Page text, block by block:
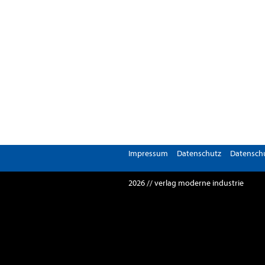
Impressum Datenschutz
2026 // verlag moderne industrie